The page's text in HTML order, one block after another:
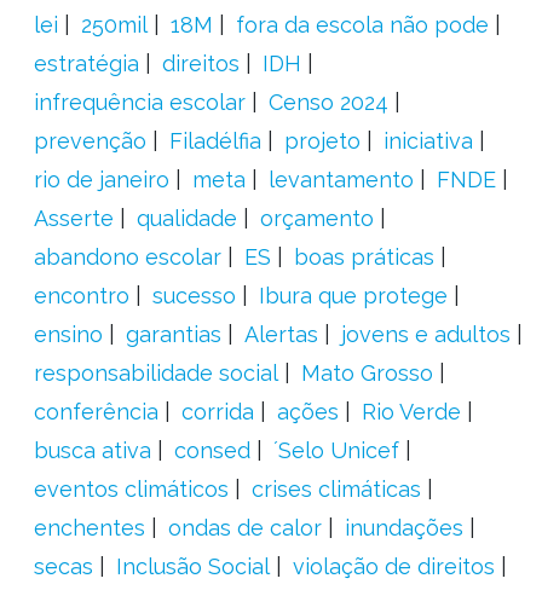
lei
250mil 18M
fora da escola não pode
estratégia
direitos
IDH
infrequência escolar
Censo 2024
prevenção
Filadélfia projeto
iniciativa
rio de janeiro
meta levantamento
FNDE
Asserte
qualidade
orçamento
abandono escolar
ES
boas práticas
encontro
sucesso
Ibura que protege
ensino
garantias Alertas
jovens e adultos
responsabilidade social
Mato Grosso
conferência
corrida ações
Rio Verde
busca ativa
consed
´Selo Unicef
eventos climáticos
crises climáticas
enchentes
ondas de calor
inundações
secas
Inclusão Social
violação de direitos